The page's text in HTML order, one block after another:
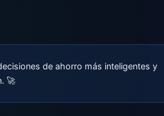
de ahorro más inteligentes y
🚀